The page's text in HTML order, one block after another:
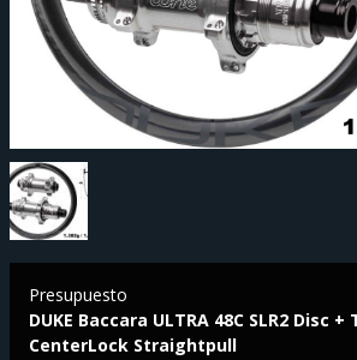
Presupuesto
DUKE Baccara ULTRA 48C SLR2 Disc +
CenterLock Straightpull